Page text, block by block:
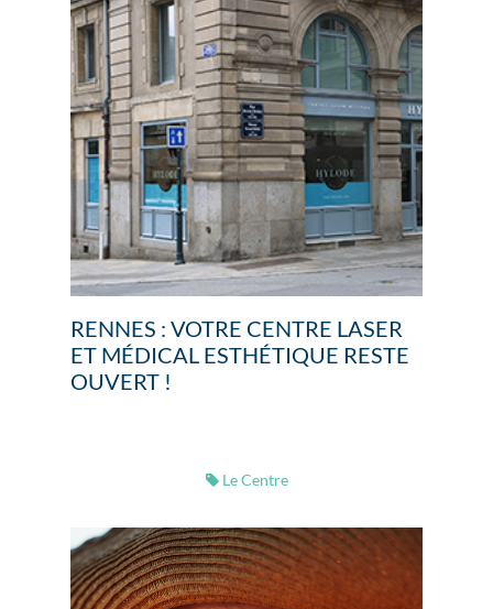
RENNES : VOTRE CENTRE LASER
ET MÉDICAL ESTHÉTIQUE RESTE
OUVERT !
Le Centre